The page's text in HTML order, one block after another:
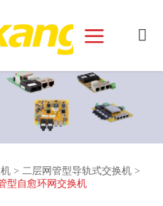
>二层网管型导轨式交换机 >
型自愈环网交换机